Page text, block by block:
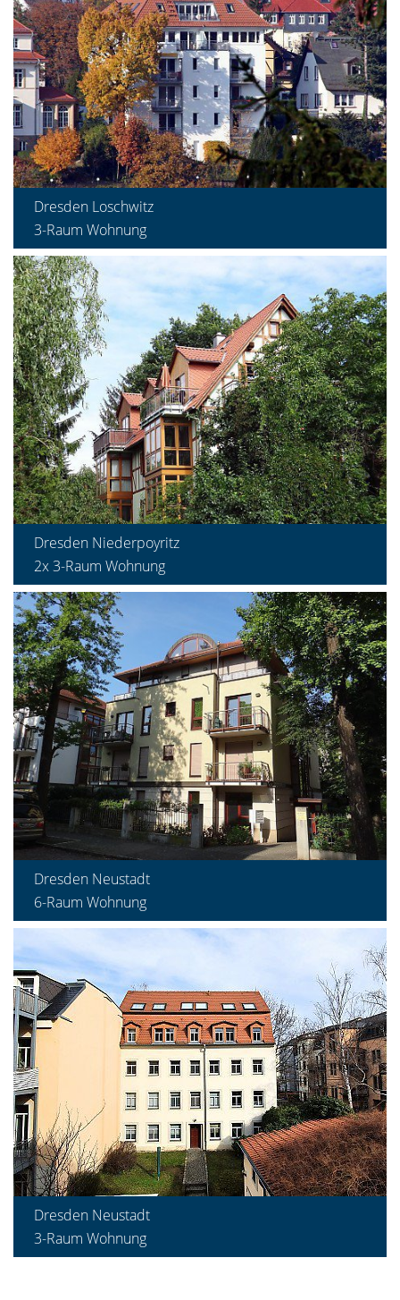
Dresden Loschwitz
3-Raum Wohnung
Dresden Niederpoyritz
2x 3-Raum Wohnung
Dresden Neustadt
6-Raum Wohnung
Dresden Neustadt
3-Raum Wohnung